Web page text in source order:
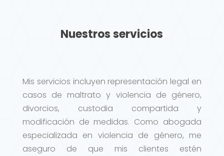
Nuestros servicios
Mis servicios incluyen representación legal en
casos de maltrato y violencia de género,
divorcios, custodia compartida y
modificación de medidas. Como abogada
especializada en violencia de género, me
aseguro de que mis clientes estén